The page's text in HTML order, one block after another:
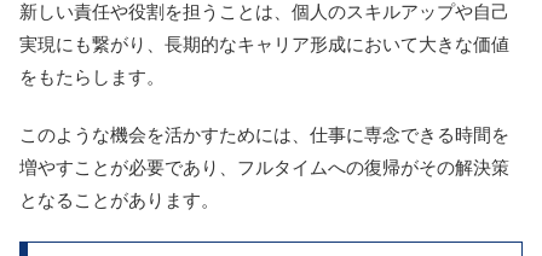
新しい責任や役割を担うことは、個人のスキルアップや自己
実現にも繋がり、長期的なキャリア形成において大きな価値
をもたらします。
このような機会を活かすためには、仕事に専念できる時間を
増やすことが必要であり、フルタイムへの復帰がその解決策
となることがあります。